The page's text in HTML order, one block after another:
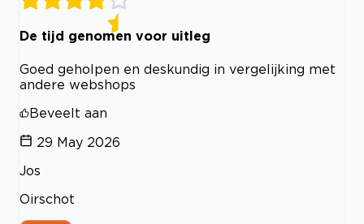
De tijd genomen voor uitleg
Goed geholpen en deskundig in vergelijking met
andere webshops
Beveelt aan
29 May 2026
Jos
Oirschot